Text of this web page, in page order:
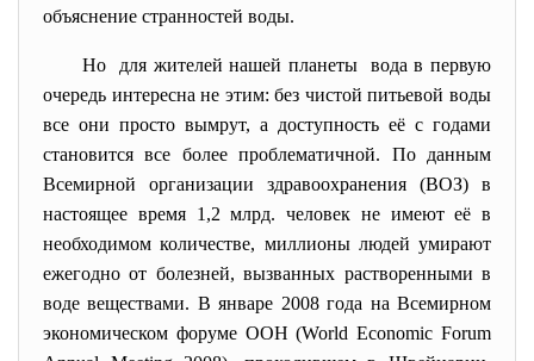
объяснение странностей воды.
Но для жителей нашей планеты вода в первую
очередь интересна не этим: без чистой питьевой воды
все они просто вымрут, а доступность её с годами
становится все более проблематичной. По данным
Всемирной организации здравоохранения (ВОЗ) в
настоящее время 1,2 млрд. человек не имеют её в
необходимом количестве, миллионы людей умирают
ежегодно от болезней, вызванных растворенными в
воде веществами. В январе 2008 года на Всемирном
экономическом форуме ООН (World Economic Forum